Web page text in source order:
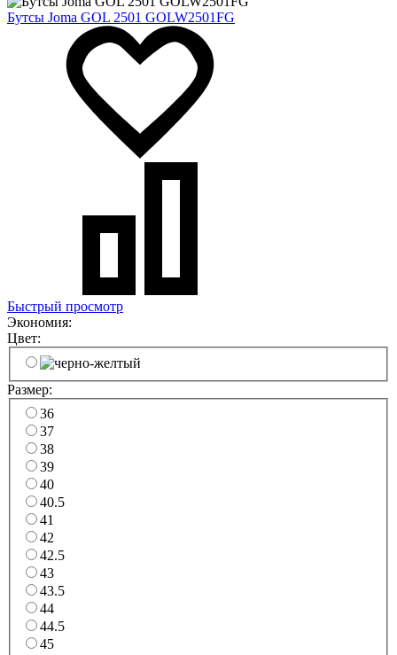
Бутсы Joma GOL 2501 GOLW2501FG
Быстрый просмотр
Экономия:
Цвет:
Размер:
36
37
38
39
40
40.5
41
42
42.5
43
43.5
44
44.5
45